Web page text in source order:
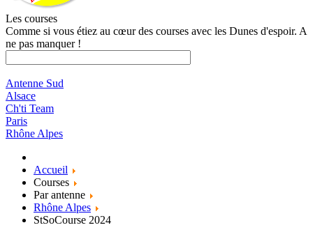
Les courses
Comme si vous étiez au cœur des courses avec les Dunes d'espoir. A
ne pas manquer !
Antenne Sud
Alsace
Ch'ti Team
Paris
Rhône Alpes
Accueil
Courses
Par antenne
Rhône Alpes
StSoCourse 2024